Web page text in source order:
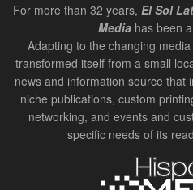
For more than 32 years, El Sol
Media has been
Adapting to the changing
transformed itself from a small
news and information source that
niche publications, custom
networking, and events and
specific needs of its